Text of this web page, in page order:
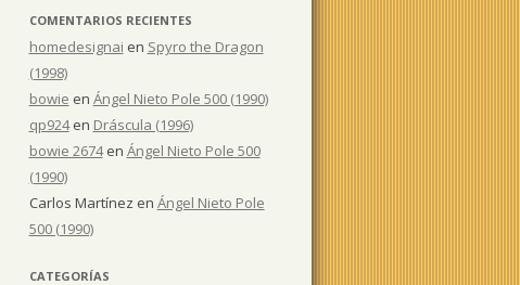
COMENTARIOS RECIENTES
homedesignai en Spyro the Dragon
(1998)
bowie en Ángel Nieto Pole 500 (1990)
qp924en Dráscula (1996)
bowie 2674en Ángel Nieto Pole 500
(1990)
Carlos Martínez en Ángel Nieto Pole
500 (1990)
CATEGORÍAS